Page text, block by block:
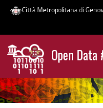
Salta
contenuto
principale
Città Metropolitana di
Open Data
News